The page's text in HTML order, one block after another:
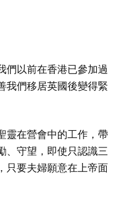
們以前在香港已參加過
我們移居英國後變得緊
靈在營會中的工作，帶
、守望，即使只認識三
只要夫婦願意在上帝面